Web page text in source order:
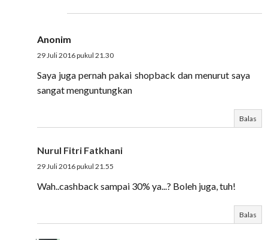
Anonim
29 Juli 2016 pukul 21.30
Saya juga pernah pakai shopback dan menurut saya
sangat menguntungkan
Balas
Nurul Fitri Fatkhani
29 Juli 2016 pukul 21.55
Wah..cashback sampai 30% ya...? Boleh juga, tuh!
Balas